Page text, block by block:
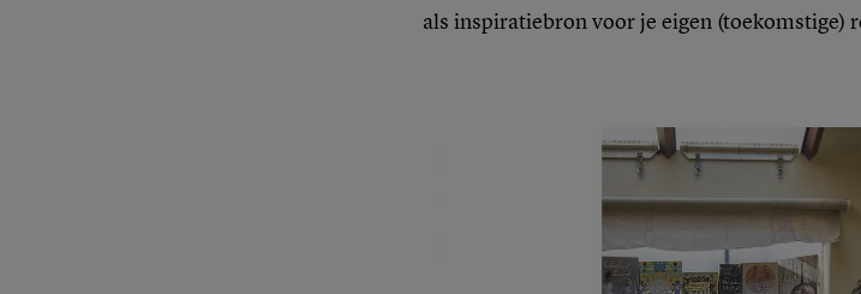
als inspiratiebron voor je eigen (toekomstige)